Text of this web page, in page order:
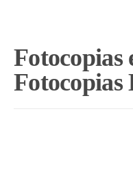
Fotocopias
Fotocopias